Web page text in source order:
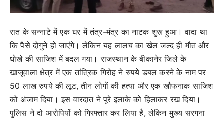
रात के सन्नाटे में एक घर में तंत्र-मंत्र का नाटक शुरू हुआ। वादा था
कि पैसे दोगुने हो जाएंगे। लेकिन यह लालच का खेल जल्द ही मौत और
धोखे की साजिश में बदल गया। राजस्थान के बीकानेर जिले के
खाजूवाला क्षेत्र में एक तांत्रिक गिरोह ने रुपये डबल करने के नाम पर
50 लाख रुपये की लूट, तीन लोगों की हत्या और एक खौफनाक साजिश
को अंजाम दिया। इस वारदात ने पूरे इलाके को हिलाकर रख दिया।
पुलिस ने दो आरोपियों को गिरफ्तार कर लिया है, लेकिन मुख्य सरगना